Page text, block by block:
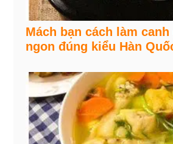
Mách bạn cách làm canh
ngon đúng kiểu Hàn